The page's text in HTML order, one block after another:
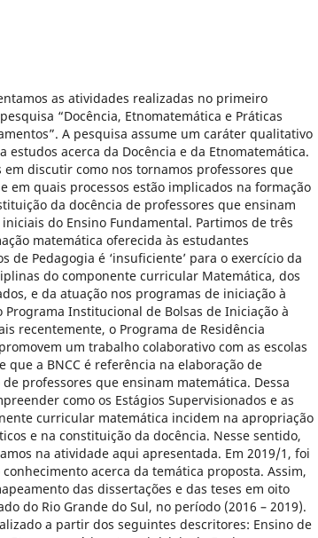
as atividades realizadas no primeiro
“Docência, Etnomatemática e Práticas
A pesquisa assume um caráter qualitativo
estudos acerca da Docência e da Etnomatemática.
em discutir como nos tornamos professores que
em quais processos estão implicados na formação
da docência de professores que ensinam
do Ensino Fundamental. Partimos de três
matemática oferecida às estudantes
de Pedagogia é ‘insuficiente’ para o exercício da
do componente curricular Matemática, dos
e da atuação nos programas de iniciação à
Programa Institucional de Bolsas de Iniciação à
recentemente, o Programa de Residência
um trabalho colaborativo com as escolas
que a BNCC é referência na elaboração de
professores que ensinam matemática. Dessa
como os Estágios Supervisionados e as
curricular matemática incidem na apropriação
e na constituição da docência. Nesse sentido,
na atividade aqui apresentada. Em 2019/1, foi
acerca da temática proposta. Assim,
das dissertações e das teses em oito
do Rio Grande do Sul, no período (2016 – 2019).
a partir dos seguintes descritores: Ensino de